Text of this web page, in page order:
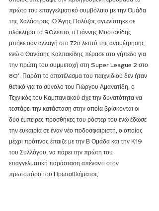
πρώτο του επαγγελματικό συμβόλαιο με την Ομάδα
της Χαλάστρας. Ο Άγης Πολύζος αγωνίστηκε σε
ολόκληρο το 90λεπτο, ο Γιάννης Μυστακίδης
μπήκε σαν αλλαγή στο 72ο λεπτό της αναμέτρησης
ενώ ο Θανάσης Καλπακίδης πέρασε στο γήπεδο για
την πρώτη του συμμετοχή στη Super League 2 στο
80’. Παρότι το αποτέλεσμα του παιχνιδιού δεν ήταν
θετικό για το σύνολο του Γιώργου Αμανατίδη, ο
Τεχνικός του Καμπανιακού είχε την δυνατότητα να
τεστάρει την κατάσταση στην οποία βρίσκονται οι
δύο έμπειρες προσθήκες του ρόστερ του ενώ έδωσε
την ευκαιρία σε έναν νέο ποδοσφαιριστή, ο οποίος
μέχρι πρότινος έπαιζε με την Β Ομάδα και την Κ19
του Συλλόγου, να πάρει την πρώτη του
επαγγελματική παράσταση απέναντι στον
πρωτοπόρο του Πρωταθλήματος.